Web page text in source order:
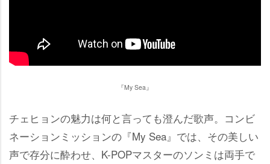
『My Sea』
チェヒョンの魅力は何と言っても澄んだ歌声。コンビ
ネーションミッションの『My Sea』では、その美しい
声で存分に酔わせ、K-POPマスターのソンミは両手で